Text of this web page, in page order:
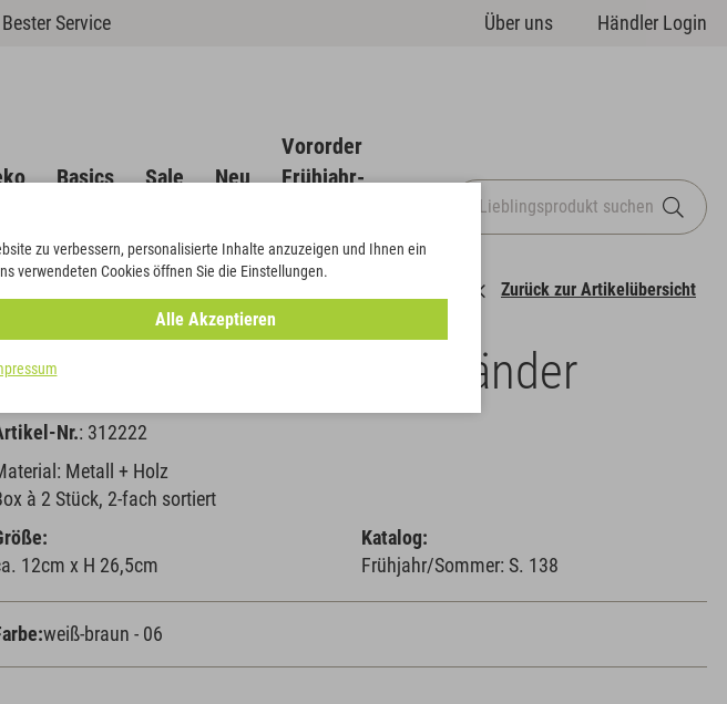
Service Über uns Händler Login
Basics Sale Neu
Vororder
Frühjahr-
Zurück zur Artikelübersicht
stehend auf Holzständer
Nr.: 312222
Metall + Holz
à 2 Stück, 2-fach sortiert
12cm x H 26,5cm
Katalog:
Frühjahr/Sommer: S. 138
weiß-braun - 06
zu verbessern, personalisierte Inhalte anzuzeigen und Ihnen ein
verwendeten Cookies öffnen Sie die Einstellungen.
Alle Akzeptieren